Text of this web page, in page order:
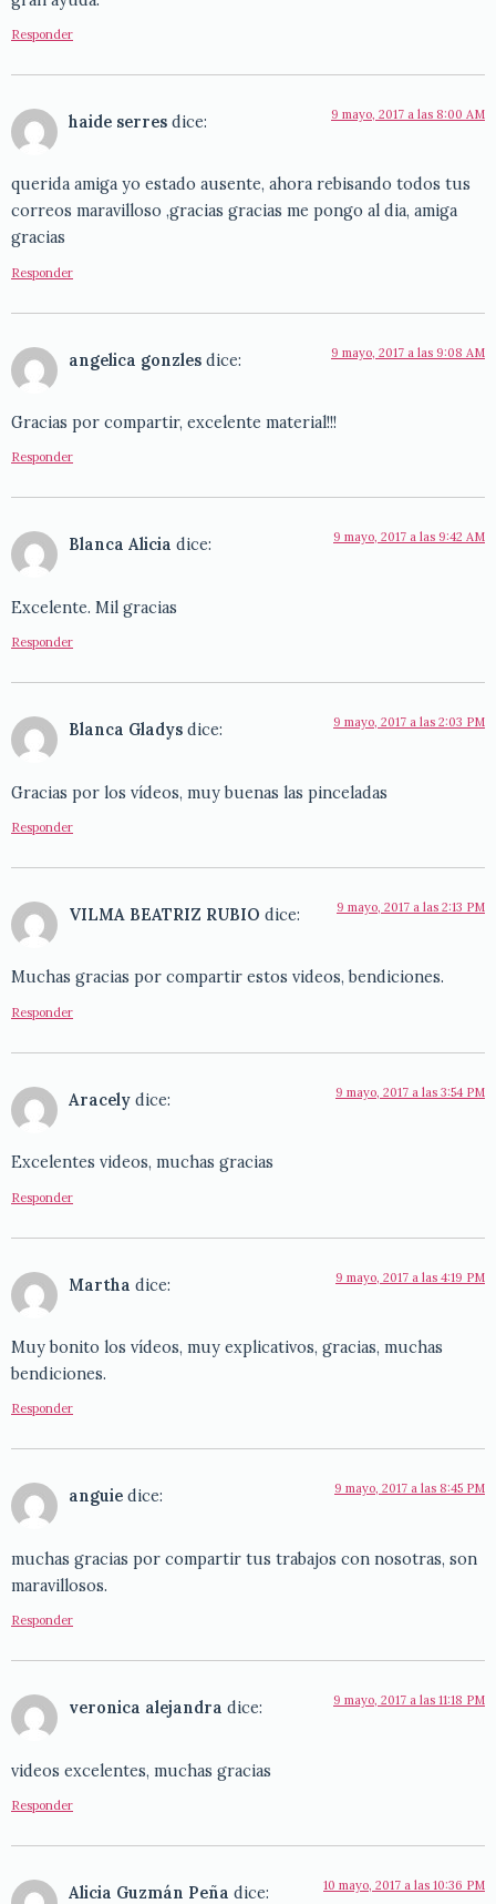
Responder
haide serres dice: 9 mayo, 2017 a las 8:00 AM
querida amiga yo estado ausente, ahora rebisando todos tus
correos maravilloso ,gracias gracias me pongo al dia, amiga
gracias
Responder
angelica gonzles dice: 9 mayo, 2017 a las 9:08 AM
Gracias por compartir, excelente material!!!
Responder
Blanca Alicia dice: 9 mayo, 2017 a las 9:42 AM
Excelente. Mil gracias
Responder
Blanca Gladys dice: 9 mayo, 2017 a las 2:03 PM
Gracias por los vídeos, muy buenas las pinceladas
Responder
VILMA BEATRIZ RUBIO dice: 9 mayo, 2017 a las 2:13 PM
Muchas gracias por compartir estos videos, bendiciones.
Responder
Aracely dice: 9 mayo, 2017 a las 3:54 PM
Excelentes videos, muchas gracias
Responder
Martha dice: 9 mayo, 2017 a las 4:19 PM
Muy bonito los vídeos, muy explicativos, gracias, muchas
bendiciones.
Responder
anguie dice: 9 mayo, 2017 a las 8:45 PM
muchas gracias por compartir tus trabajos con nosotras, son
maravillosos.
Responder
veronica alejandra dice: 9 mayo, 2017 a las 11:18 PM
videos excelentes, muchas gracias
Responder
Alicia Guzmán Peña dice: 10 mayo, 2017 a las 10:36 PM